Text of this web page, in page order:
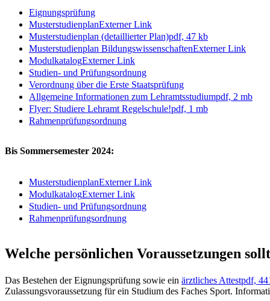
Eignungsprüfung
MusterstudienplanExterner Link
Musterstudienplan (detaillierter Plan)pdf, 47 kb
Musterstudienplan BildungswissenschaftenExterner Link
ModulkatalogExterner Link
Studien- und Prüfungsordnung
Verordnung über die Erste Staatsprüfung
Allgemeine Informationen zum Lehramtsstudiumpdf, 2 mb
Flyer: Studiere Lehramt Regelschule!pdf, 1 mb
Rahmenprüfungsordnung
Bis Sommersemester 2024:
MusterstudienplanExterner Link
ModulkatalogExterner Link
Studien- und Prüfungsordnung
Rahmenprüfungsordnung
Welche persönlichen Voraussetzungen
Das Bestehen der Eignungsprüfung sowie ein ärztliches Attestpdf,
Zulassungsvoraussetzung für ein Studium des Faches Sport.